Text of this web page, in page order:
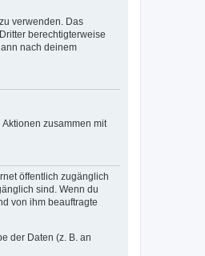
verwenden. Das
berechtigterweise
nach deinem
zusammen mit
öffentlich zugänglich
sind. Wenn du
von ihm beauftragte
der Daten (z. B. an